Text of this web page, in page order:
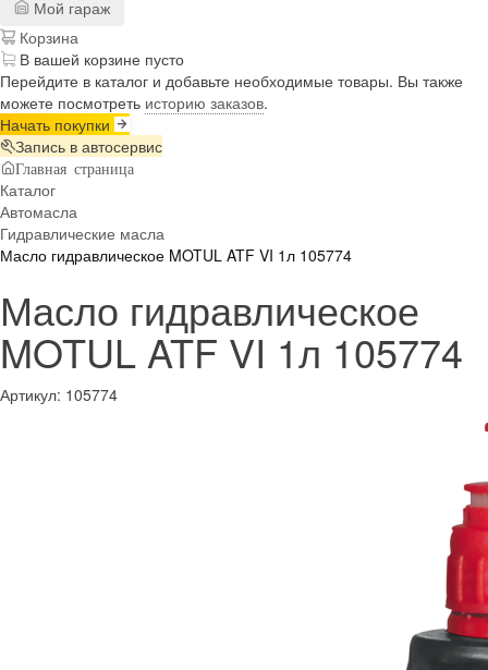
Мой гараж
Корзина
В вашей корзине пусто
Перейдите в каталог и добавьте необходимые товары. Вы также
можете посмотреть историю заказов.
Начать покупки
Запись в автосервис
Главная страница
Каталог
Автомасла
Гидравлические масла
Масло гидравлическое MOTUL ATF VI 1л 105774
Масло гидравлическое
MOTUL ATF VI 1л 105774
Артикул: 105774